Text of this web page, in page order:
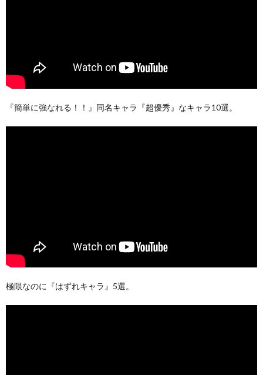
『簡単に強なれる！！』同名キャラ『超優秀』なキャラ10選。
極限なのに『はずれキャラ』5選。